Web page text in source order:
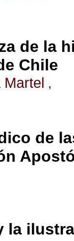
de la
Chile
Martel ,
de
la